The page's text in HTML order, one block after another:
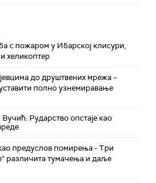
с пожаром у Ибарској клисури,
хеликоптер
до друштвених мрежа –
полно узнемиравање
Рударство опстаје као
предуслов помирења ­- Три
различита тумачења и даље